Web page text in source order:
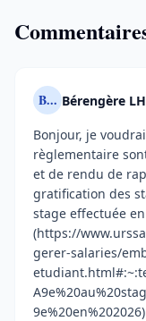
B... Bérengère
Bonjour, je
règlementaire
et de rendu de
gratification des
stage effectuée
(https://
gerer-salaries/